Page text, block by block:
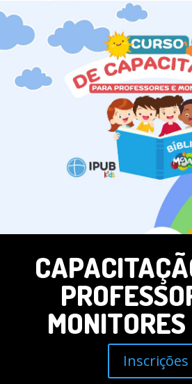
MONITORES
Inscrições